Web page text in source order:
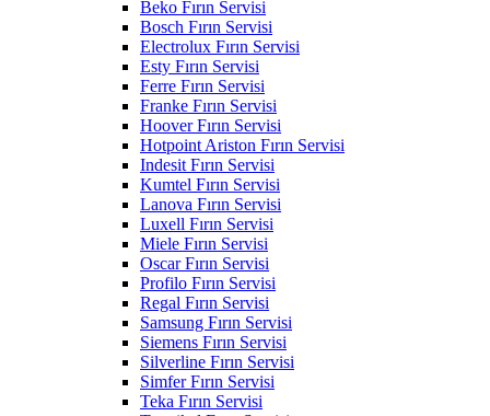
Beko Fırın Servisi
Bosch Fırın Servisi
Electrolux Fırın Servisi
Esty Fırın Servisi
Ferre Fırın Servisi
Franke Fırın Servisi
Hoover Fırın Servisi
Hotpoint Ariston Fırın Servisi
Indesit Fırın Servisi
Kumtel Fırın Servisi
Lanova Fırın Servisi
Luxell Fırın Servisi
Miele Fırın Servisi
Oscar Fırın Servisi
Profilo Fırın Servisi
Regal Fırın Servisi
Samsung Fırın Servisi
Siemens Fırın Servisi
Silverline Fırın Servisi
Simfer Fırın Servisi
Teka Fırın Servisi